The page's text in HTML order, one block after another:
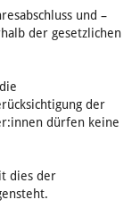
und –
der gesetzlichen
der
dürfen keine
dies der